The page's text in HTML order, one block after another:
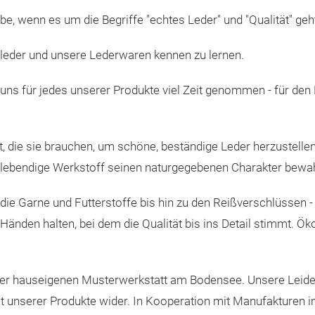
wenn es um die Begriffe "echtes Leder" und "Qualität"
und unsere Lederwaren kennen zu lernen.
für jedes unserer Produkte viel Zeit genommen - für
die sie brauchen, um schöne, beständige Leder
Werkstoff seinen naturgegebenen Charakter
Garne und Futterstoffe bis hin zu den
halten, bei dem die Qualität bis ins Detail stimmt.
hauseigenen Musterwerkstatt am Bodensee. Unsere
Produkte wider. In Kooperation mit Manufakturen